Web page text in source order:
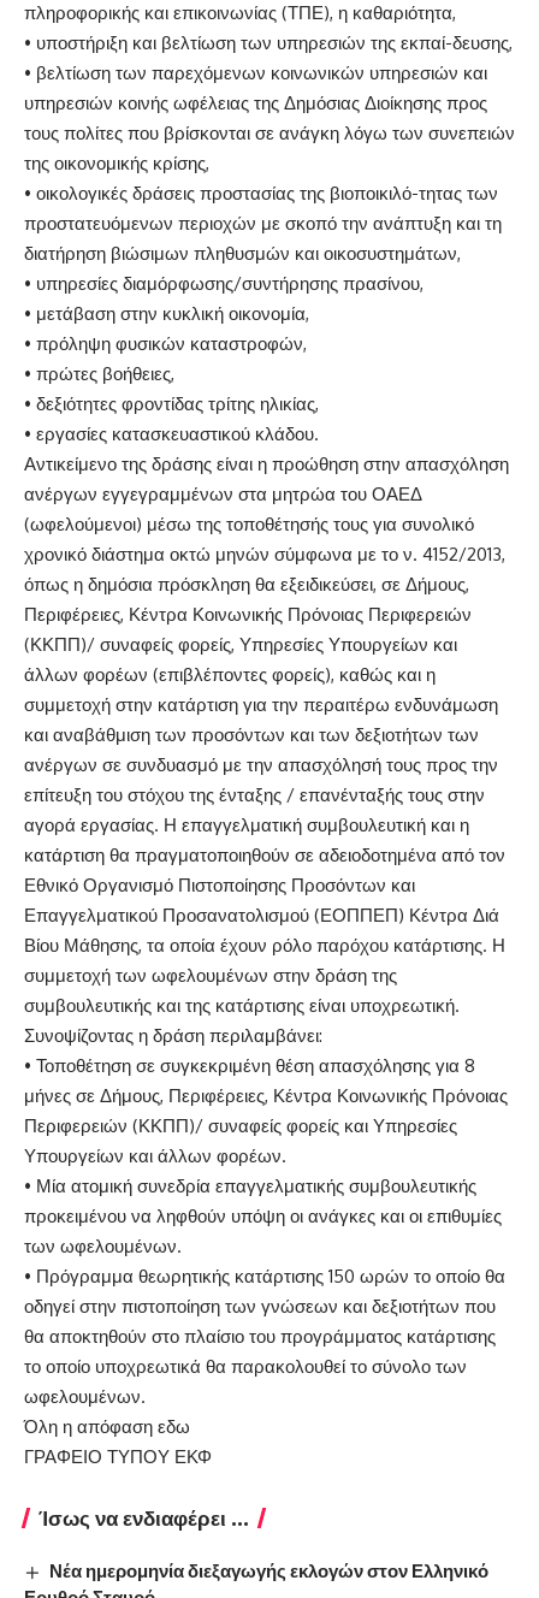
πληροφορικής και επικοινωνίας (ΤΠΕ), η καθαριότητα,
• υποστήριξη και βελτίωση των υπηρεσιών της εκπαί-δευσης,
• βελτίωση των παρεχόμενων κοινωνικών υπηρεσιών και
υπηρεσιών κοινής ωφέλειας της Δημόσιας Διοίκησης προς
τους πολίτες που βρίσκονται σε ανάγκη λόγω των συνεπειών
της οικονομικής κρίσης,
• οικολογικές δράσεις προστασίας της βιοποικιλό-τητας των
προστατευόμενων περιοχών με σκοπό την ανάπτυξη και τη
διατήρηση βιώσιμων πληθυσμών και οικοσυστημάτων,
• υπηρεσίες διαμόρφωσης/συντήρησης πρασίνου,
• μετάβαση στην κυκλική οικονομία,
• πρόληψη φυσικών καταστροφών,
• πρώτες βοήθειες,
• δεξιότητες φροντίδας τρίτης ηλικίας,
• εργασίες κατασκευαστικού κλάδου.
Αντικείμενο της δράσης είναι η προώθηση στην απασχόληση
ανέργων εγγεγραμμένων στα μητρώα του ΟΑΕΔ
(ωφελούμενοι) μέσω της τοποθέτησής τους για συνολικό
χρονικό διάστημα οκτώ μηνών σύμφωνα με το ν. 4152/2013,
όπως η δημόσια πρόσκληση θα εξειδικεύσει, σε Δήμους,
Περιφέρειες, Κέντρα Κοινωνικής Πρόνοιας Περιφερειών
(ΚΚΠΠ)/ συναφείς φορείς, Υπηρεσίες Υπουργείων και
άλλων φορέων (επιβλέποντες φορείς), καθώς και η
συμμετοχή στην κατάρτιση για την περαιτέρω ενδυνάμωση
και αναβάθμιση των προσόντων και των δεξιοτήτων των
ανέργων σε συνδυασμό με την απασχόλησή τους προς την
επίτευξη του στόχου της ένταξης / επανένταξής τους στην
αγορά εργασίας. Η επαγγελματική συμβουλευτική και η
κατάρτιση θα πραγματοποιηθούν σε αδειοδοτημένα από τον
Εθνικό Οργανισμό Πιστοποίησης Προσόντων και
Επαγγελματικού Προσανατολισμού (ΕΟΠΠΕΠ) Κέντρα Διά
Βίου Μάθησης, τα οποία έχουν ρόλο παρόχου κατάρτισης. Η
συμμετοχή των ωφελουμένων στην δράση της
συμβουλευτικής και της κατάρτισης είναι υποχρεωτική.
Συνοψίζοντας η δράση περιλαμβάνει:
• Τοποθέτηση σε συγκεκριμένη θέση απασχόλησης για 8
μήνες σε Δήμους, Περιφέρειες, Κέντρα Κοινωνικής Πρόνοιας
Περιφερειών (ΚΚΠΠ)/ συναφείς φορείς και Υπηρεσίες
Υπουργείων και άλλων φορέων.
• Μία ατομική συνεδρία επαγγελματικής συμβουλευτικής
προκειμένου να ληφθούν υπόψη οι ανάγκες και οι επιθυμίες
των ωφελουμένων.
• Πρόγραμμα θεωρητικής κατάρτισης 150 ωρών το οποίο θα
οδηγεί στην πιστοποίηση των γνώσεων και δεξιοτήτων που
θα αποκτηθούν στο πλαίσιο του προγράμματος κατάρτισης
το οποίο υποχρεωτικά θα παρακολουθεί το σύνολο των
ωφελουμένων.
Όλη η απόφαση εδω
ΓΡΑΦΕΙΟ ΤΥΠΟΥ ΕΚΦ
Ίσως να ενδιαφέρει ...
Νέα ημερομηνία διεξαγωγής εκλογών στον Ελληνικό